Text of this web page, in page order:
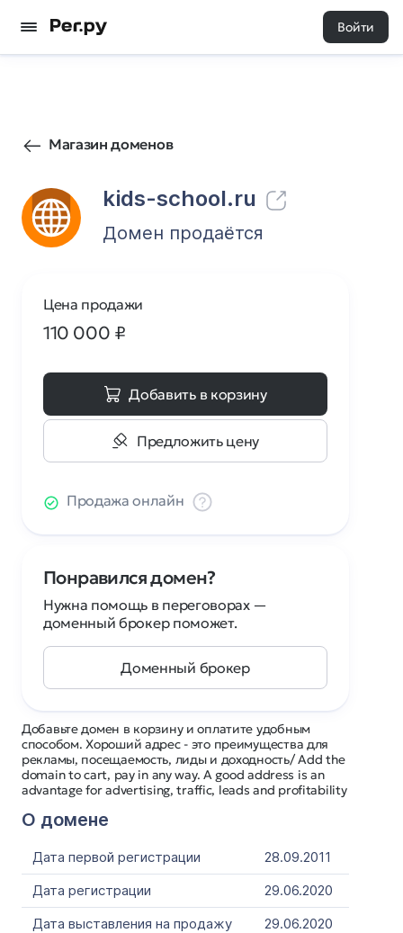
Войти
Магазин доменов
kids-school.ru
31 0
Домен продаётся
Добавьте домен в корзину и оплатите удобным
способом. Хороший адрес - это преимущества для
рекламы, посещаемость, лиды и доходность/ Add the
domain to cart, pay in any way. A good address is an
advantage for advertising, traffic, leads and profitability
О домене
Дата первой регистрации
28.09.2011
Дата регистрации
29.06.2020
Дата выставления на продажу
29.06.2020
Цена продажи
110 000 ₽
Добавить в корзину
Предложить цену
Продажа онлайн
Понравился домен?
Нужна помощь в переговорах —
доменный брокер поможет.
Доменный брокер